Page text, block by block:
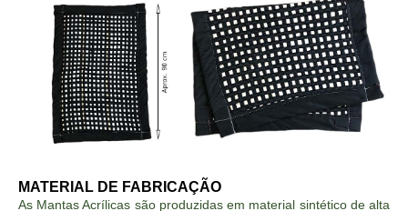
MATERIAL DE FABRICAÇÃO
As Mantas Acrílicas são produzidas em material sintético de alta